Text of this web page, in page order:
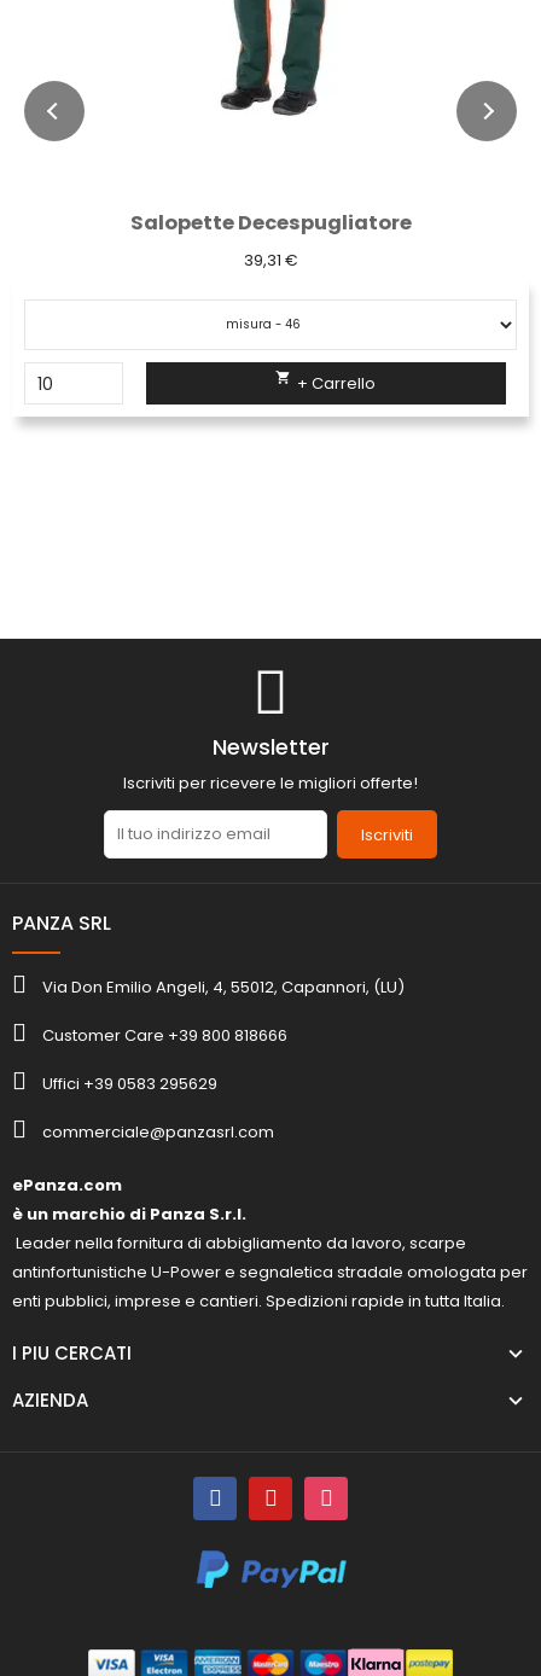
Salopette Decespugliatore
39,31 €
 + Carrello
Newsletter
Iscriviti per ricevere le migliori offerte!
Iscriviti
PANZA SRL
Via Don Emilio Angeli, 4, 55012, Capannori, (LU)
Customer Care +39 800 818666
Uffici +39 0583 295629
commerciale@panzasrl.com
ePanza.com
è un marchio di Panza S.r.l.
Leader nella fornitura di abbigliamento da lavoro, scarpe
antinfortunistiche U-Power e segnaletica stradale omologata per
enti pubblici, imprese e cantieri. Spedizioni rapide in tutta Italia.
I PIU CERCATI
AZIENDA